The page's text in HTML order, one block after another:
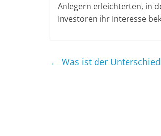
Anlegern erleichterten, in
Investoren ihr Interesse
← Was ist der